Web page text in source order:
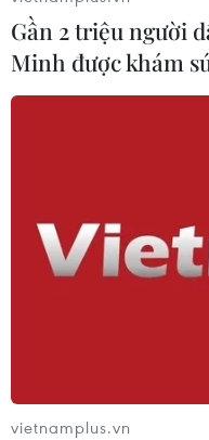
Tin cùng chuyên mục
Gần 2 triệu người
Minh được khám
vietnamplus.vn